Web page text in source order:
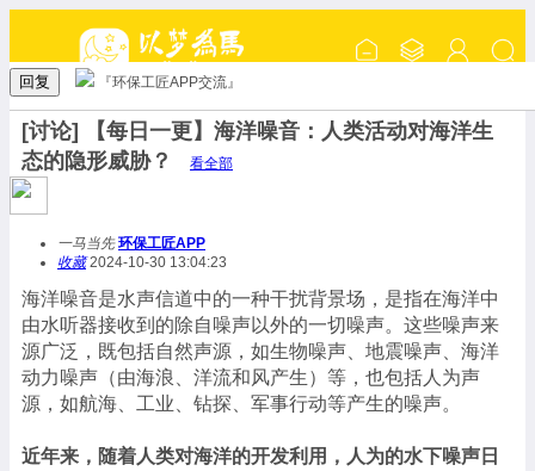
回复 『环保工匠APP交流』
[讨论] 【每日一更】海洋噪音：人类活动对海洋生
态的隐形威胁？
看全部
一马当先 环保工匠APP
收藏2024-10-30 13:04:23
海洋噪音是水声信道中的一种干扰背景场，是指在海洋中
由水听器接收到的除自噪声以外的一切噪声。这些噪声来
源广泛，既包括自然声源，如生物噪声、地震噪声、海洋
动力噪声（由海浪、洋流和风产生）等，也包括人为声
源，如航海、工业、钻探、军事行动等产生的噪声。
近年来，随着人类对海洋的开发利用，人为的水下噪声日